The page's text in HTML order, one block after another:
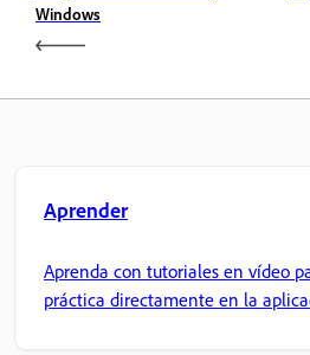
Windows
Aprender
Aprenda con tutoriales en vídeo
práctica directamente en la